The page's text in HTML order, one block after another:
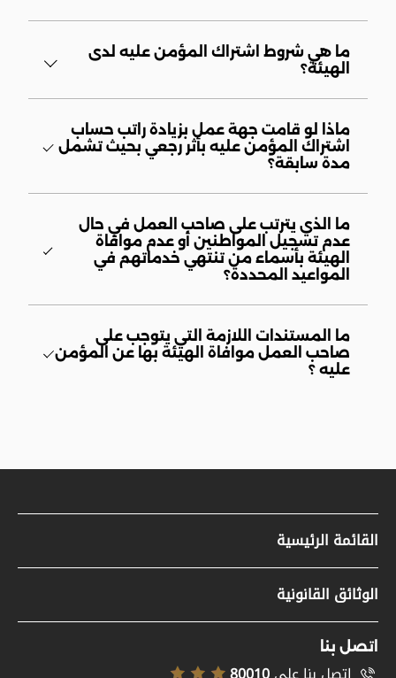
ما هي شروط اشتراك المؤمن عليه لدى
الهيئة؟
ماذا لو قامت جهة عمل بزيادة راتب حساب
اشتراك المؤمن عليه بأثر رجعي بحيث تشمل
مدة سابقة؟
ما الذي يترتب على صاحب العمل في حال
عدم تسجيل المواطنين أو عدم موافاة
الهيئة بأسماء من تنتهي خدماتهم في
المواعيد المحددة؟
ما المستندات اللازمة التي يتوجب على
صاحب العمل موافاة الهيئة بها عن المؤمن
عليه ؟
القائمة الرئيسية
مواد صحفية
وظائف
تسجيل الموردين
الوثائق القانونية
سياسة حقوق النشر
إخلاء المسؤولية
اتصل بنا